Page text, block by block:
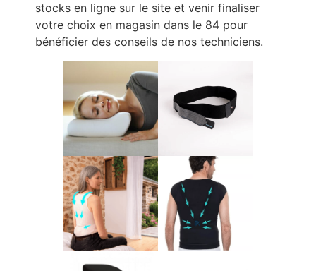
stocks en ligne sur le site et venir finaliser
votre choix en magasin dans le 84 pour
bénéficier des conseils de nos techniciens.